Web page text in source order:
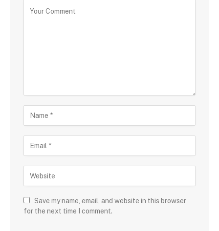
Save my name, email, and website in this browser
for the next time I comment.